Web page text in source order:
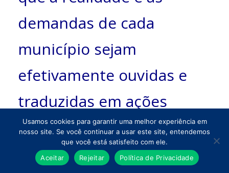
demandas de cada
município sejam
efetivamente ouvidas e
traduzidas em ações
concretas.
Além da elaboração dos
Usamos cookies para garantir uma melhor experiência em
nosso site. Se você continuar a usar este site, entendemos
que você está satisfeito com ele.
Aceitar
Rejeitar Política de Privacidade